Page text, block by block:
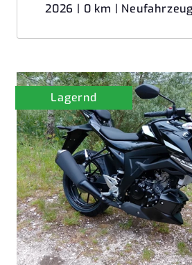
2026 | 0 km | Neufahrzeug
Lagernd